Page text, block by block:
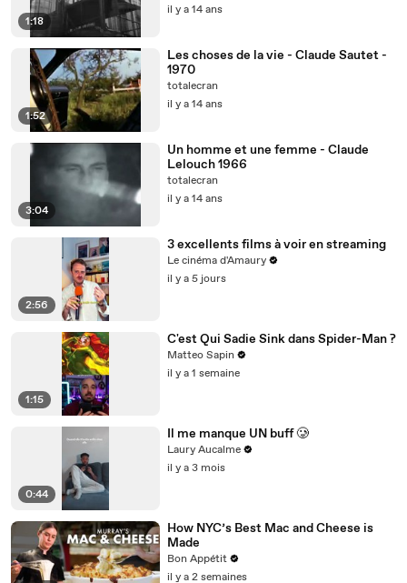
1:18
il y a 14 ans
1:52
Les choses de la vie - Claude Sautet -
1970
totalecran
il y a 14 ans
3:04
Un homme et une femme - Claude
Lelouch 1966
totalecran
il y a 14 ans
2:56
3 excellents films à voir en streaming
Le cinéma d'Amaury
il y a 5 jours
1:15
C'est Qui Sadie Sink dans Spider-Man ?
Matteo Sapin
il y a 1 semaine
0:44
Il me manque UN buff 🥲
Laury Aucalme
il y a 3 mois
How NYC’s Best Mac and Cheese is
Made
Bon Appétit
il y a 2 semaines